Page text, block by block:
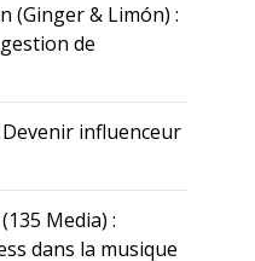
(Ginger & Limón) :
de
influenceur
Media) :
dans la musique